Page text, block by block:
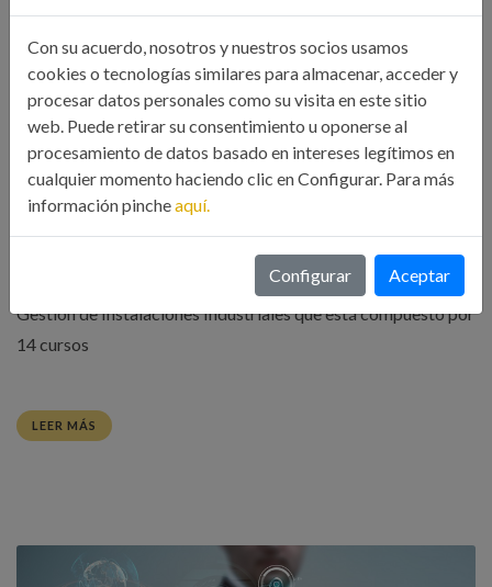
CURSO ONLINE EXPERTO EN
AUTOMATIZACIÓN E INTEGRACIÓN DE
LAS INSTALACIONES EN LA INDUSTRIA
4.0. 02/06/2020
26 May, 2020 Formación
El curso de Experto en Automatización e integración de las
instalaciones en la Industria 4.0 de 30 horas, es una unidad
didáctica del máster Experto en Diseño, Mantenimiento y
Gestión de Instalaciones Industriales que está compuesto por
14 cursos
LEER MÁS
Con su acuerdo, nosotros y nuestros socios usamos
cookies o tecnologías similares para almacenar, acceder y
procesar datos personales como su visita en este sitio
web. Puede retirar su consentimiento u oponerse al
procesamiento de datos basado en intereses legítimos en
cualquier momento haciendo clic en Configurar. Para más
información pincheaquí.
Configurar Aceptar